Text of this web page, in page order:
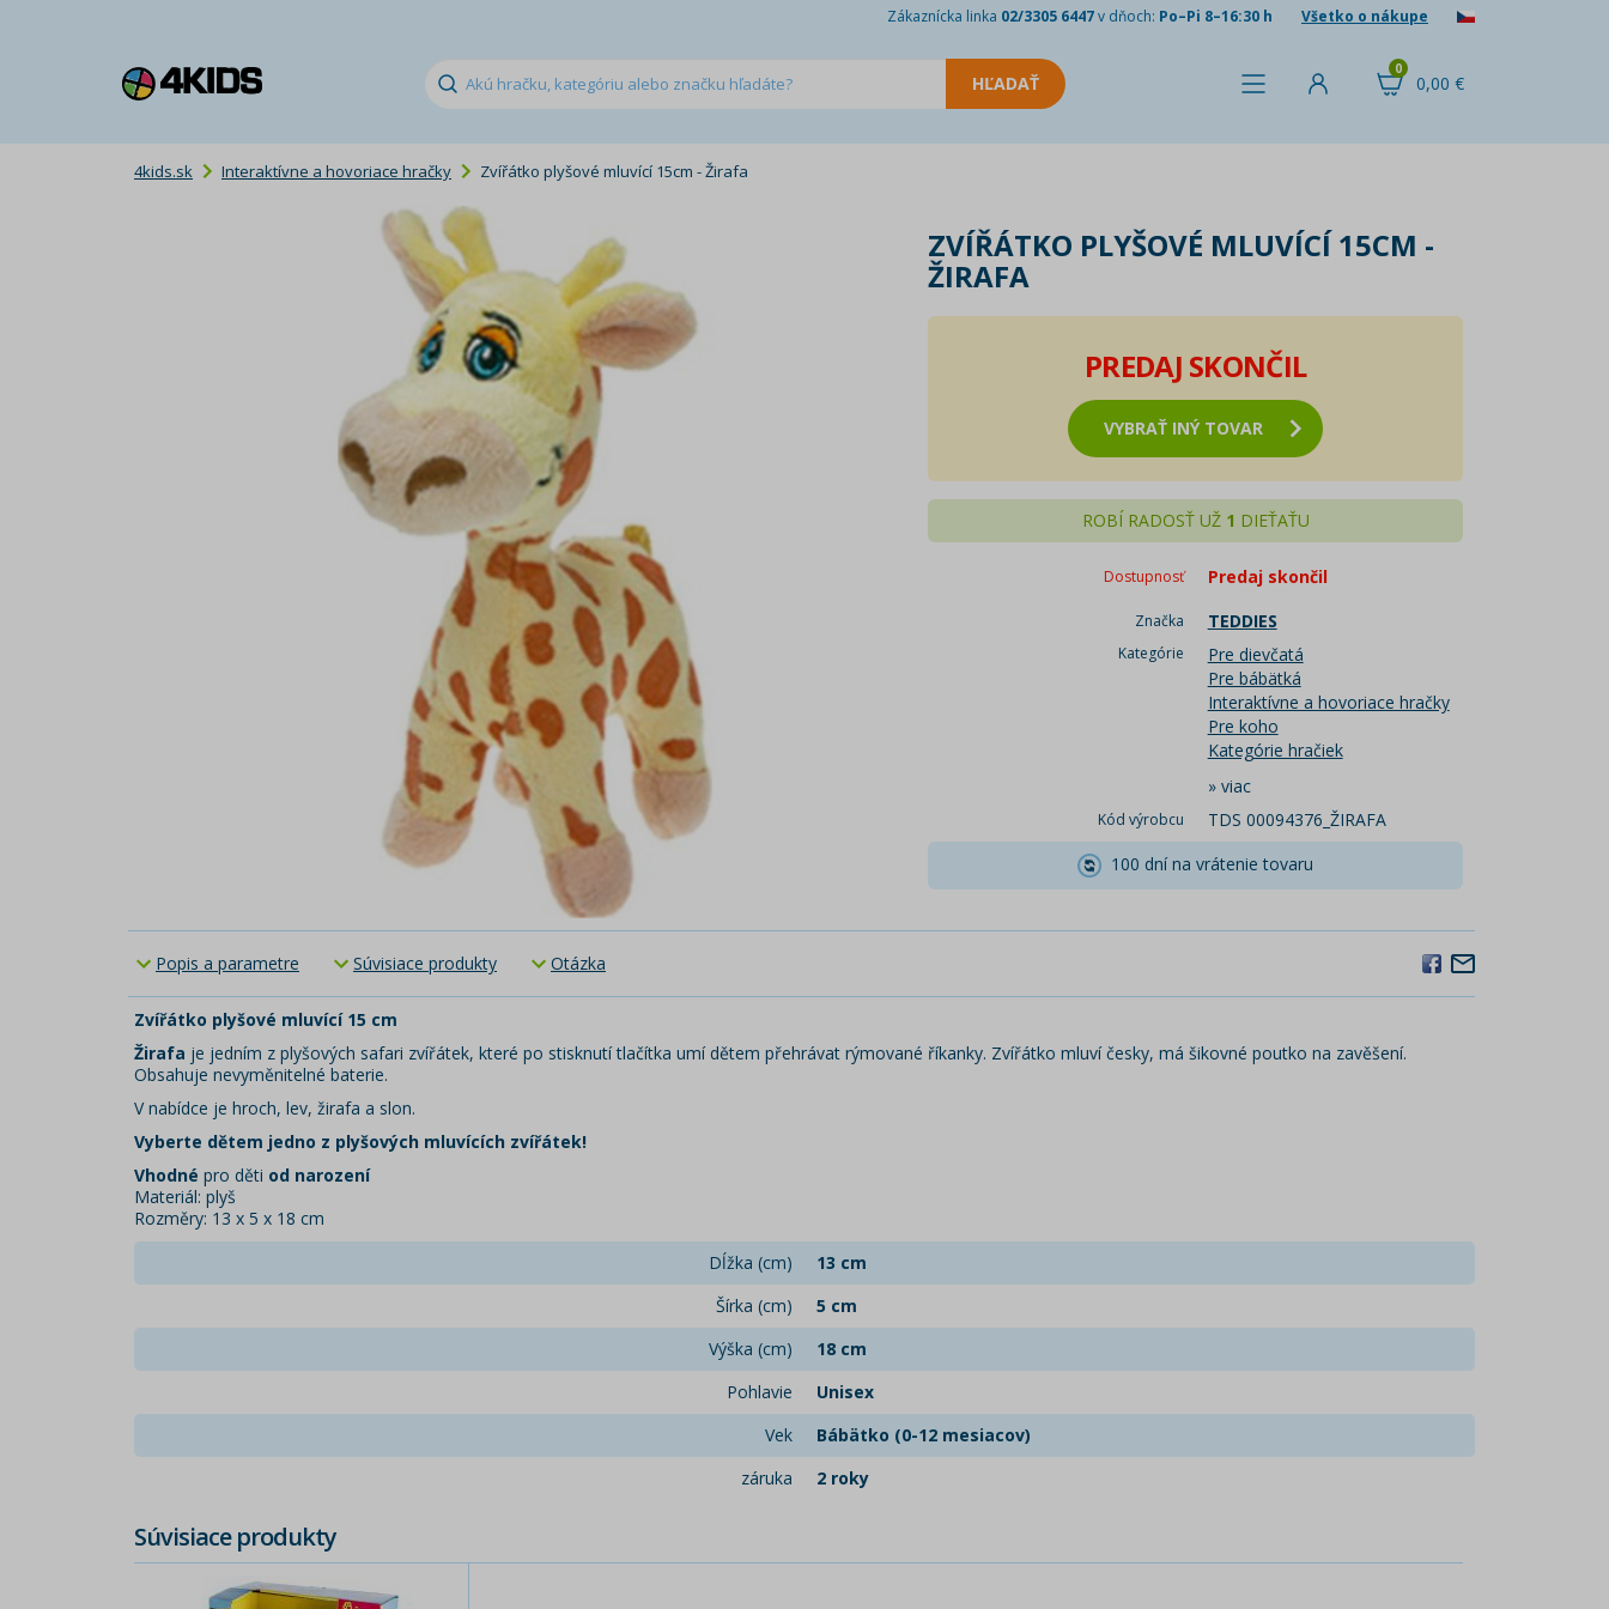
Zákaznícka linka 02/3305 6447v dňoch: Po–Pi 8–16:30 h Všetko o nákupe
0,00 €
0
4kids.sk Interaktívne a hovoriace hračky Zvířátko plyšové mluvící 15cm - Žirafa
ZVÍŘÁTKO PLYŠOVÉ MLUVÍCÍ 15CM -
ŽIRAFA
PREDAJ SKONČIL
VYBRAŤ INÝ TOVAR
ROBÍ RADOSŤ UŽ 1 DIEŤAŤU
Dostupnosť Predaj skončil
Značka TEDDIES
Kategórie
Pre dievčatá
Pre bábätká
Interaktívne a hovoriace hračky
Pre koho
Kategórie hračiek
» viac
Kód výrobcu
TDS 00094376_ŽIRAFA
100 dní na vrátenie tovaru
Popis a parametre Súvisiace produkty Otázka
Zvířátko plyšové mluvící 15 cm
Žirafa je jedním z plyšových safari zvířátek, které po stisknutí tlačítka umí dětem přehrávat rýmované říkanky. Zvířátko mluví česky, má šikovné poutko na zavěšení.
Obsahuje nevyměnitelné baterie.
V nabídce je hroch, lev, žirafa a slon.
Vyberte dětem jedno z plyšových mluvících zvířátek!
Vhodné pro děti od narození
Materiál: plyš
Rozměry: 13 x 5 x 18 cm
Dĺžka (cm)
13 cm
Šírka (cm)
5 cm
Výška (cm)
18 cm
Pohlavie
Unisex
Vek
Bábätko (0-12 mesiacov)
záruka
2 roky
Súvisiace produkty